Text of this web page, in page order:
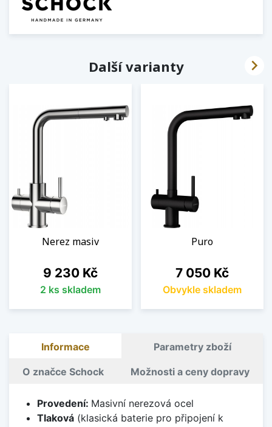
Další varianty
Nerez masiv
Cena
9 230 Kč
2 ks skladem
Puro
Cena
7 050 Kč
Obvykle skladem

Informace Parametry zboží
O značce Schock Možnosti a ceny dopravy
Provedení: Masivní nerezová ocel
Tlaková(klasická baterie pro připojení k